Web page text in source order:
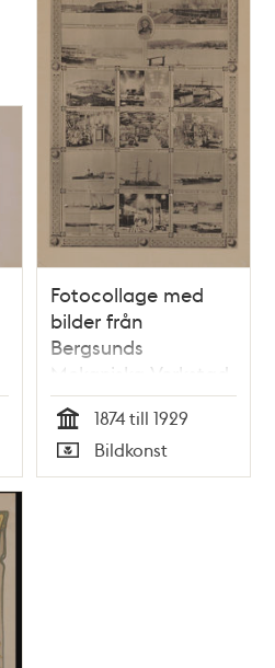
Fotocollage med
bilder från
Bergsunds
Mekaniska Verkstad
Tid
1874 till 1929
Typ
Bildkonst